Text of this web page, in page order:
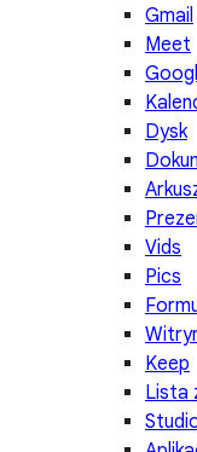
Gmail
Meet
Dysk
Vids
Pics
Keep
Lista